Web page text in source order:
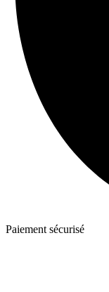
Paiement sécurisé